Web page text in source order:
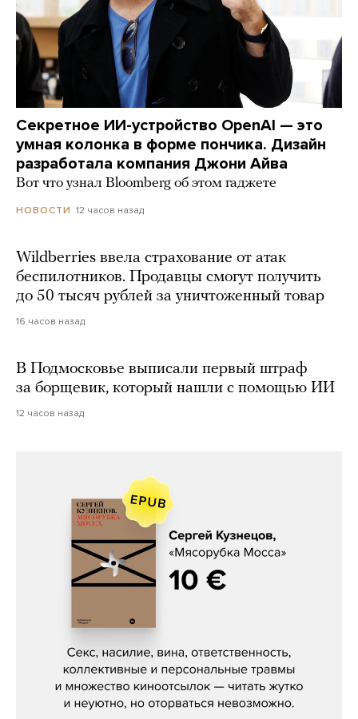
Секретное ИИ-устройство OpenAI — это
умная колонка в форме пончика. Дизайн
разработала компания Джони Айва
Вот что узнал Bloomberg об этом гаджете
НОВОСТИ 12 часов назад
Wildberries ввела страхование от атак
беспилотников. Продавцы смогут получить
до 50 тысяч рублей за уничтоженный товар
16 часов назад
В Подмосковье выписали первый штраф
за борщевик, который нашли с помощью ИИ
12 часов назад
Сергей Кузнецов, «Мясорубка